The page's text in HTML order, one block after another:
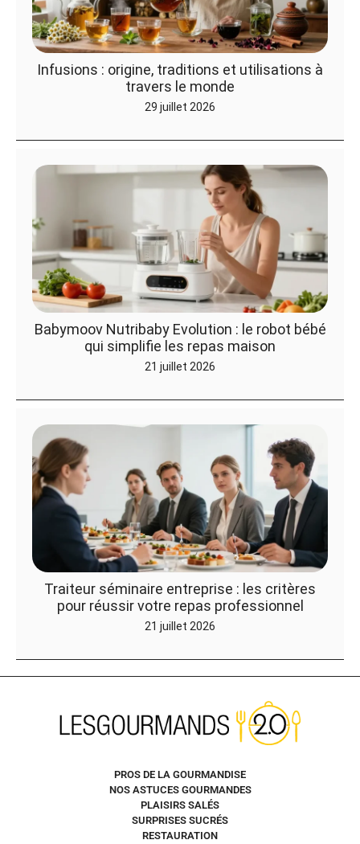
Infusions : origine, traditions et utilisations à
travers le monde
29 juillet 2026
Babymoov Nutribaby Evolution : le robot bébé
qui simplifie les repas maison
21 juillet 2026
Traiteur séminaire entreprise : les critères
pour réussir votre repas professionnel
21 juillet 2026
PROS DE LA GOURMANDISE
NOS ASTUCES GOURMANDES
PLAISIRS SALÉS
SURPRISES SUCRÉS
RESTAURATION